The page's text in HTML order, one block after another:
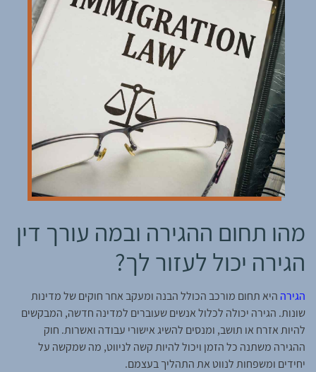
מהו תחום ההגירה ובמה עורך דין
הגירה יכול לעזור לך?
הגירה היא תחום מורכב הכולל הבנה ומעקב אחר חוקים של מדינות
שונות. הגירה יכולה לכלול אנשים שעוברים למדינה חדשה, המבקשים
להיות אזרח או תושב, ומנסים להשיג אישורי עבודה ואשרות. חוק
ההגירה משתנה כל הזמן ויכול להיות קשה לניווט, מה שמקשה על
יחידים ומשפחות לנווט את התהליך בעצמם.